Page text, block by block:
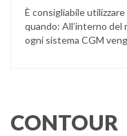
È consigliabile
quando: All’interno del
ogni sistema CGM
CONTOUR